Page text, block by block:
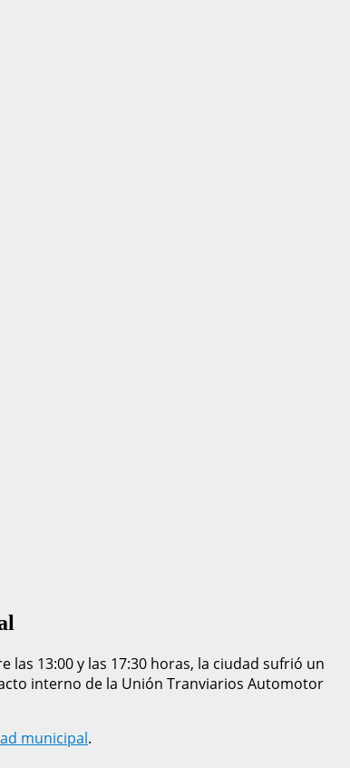
13:00 y las 17:30 horas, la ciudad sufrió un
interno de la Unión Tranviarios Automotor
municipal.